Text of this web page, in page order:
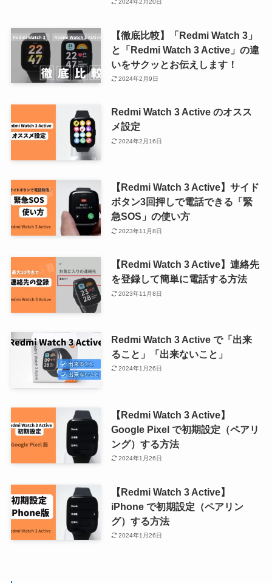
2024年2月20日
【徹底比較】「Redmi Watch 3」
と「Redmi Watch 3 Active」の違
いをサクッとお伝えします！
2024年2月9日
Redmi Watch 3 Active のオスス
メ設定
2024年2月16日
【Redmi Watch 3 Active】サイド
ボタン3回押しで電話できる「緊
急SOS」の使い方
2023年11月8日
【Redmi Watch 3 Active】連絡先
を登録して簡単に電話する方法
2023年11月8日
Redmi Watch 3 Active で「出来
ること」「出来ないこと」
2024年1月26日
【Redmi Watch 3 Active】
Google Pixel で初期設定（ペアリ
ング）する方法
2024年1月26日
【Redmi Watch 3 Active】
iPhone で初期設定（ペアリン
グ）する方法
2024年1月26日